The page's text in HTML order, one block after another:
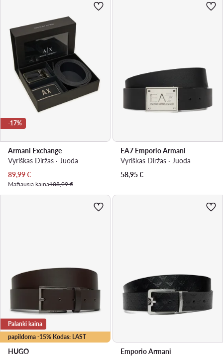
-17%
Armani Exchange
Vyriškas Diržas · Juoda
Dabartinė kaina
89,99€
Mažiausia kaina108,99 €
EA7 Emporio Armani
Vyriškas Diržas · Juoda
58,95€
papildoma -15% Kodas: LAST
Palanki kaina
HUGO
Emporio Armani